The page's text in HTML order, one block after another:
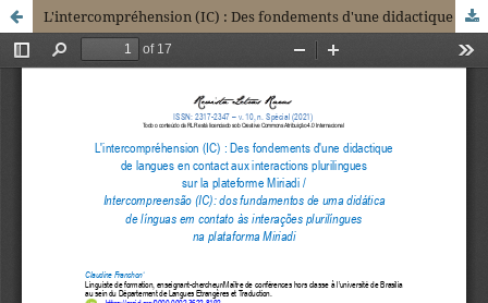
L'intercompréhension (IC) : Des fondements d'une didactique de langues en contact aux interactions plurilingues sur la plateforme Miriadi